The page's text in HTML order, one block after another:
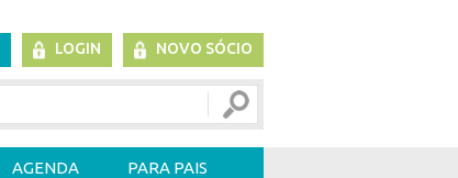
LOGIN NOVO SÓCIO
AGENDA PARA PAIS